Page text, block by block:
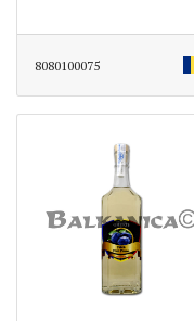
8080100075